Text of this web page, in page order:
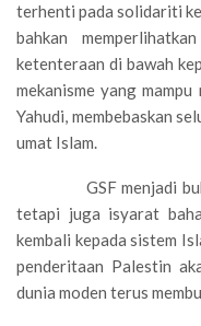
terhenti pada solidariti
bahkan
ketenteraan di bawah
mekanisme yang
Yahudi, membebaskan
umat Islam.
GSF menjadi bukan
tetapi juga isyarat
kembali kepada sistem
penderitaan Palestin
dunia moden terus